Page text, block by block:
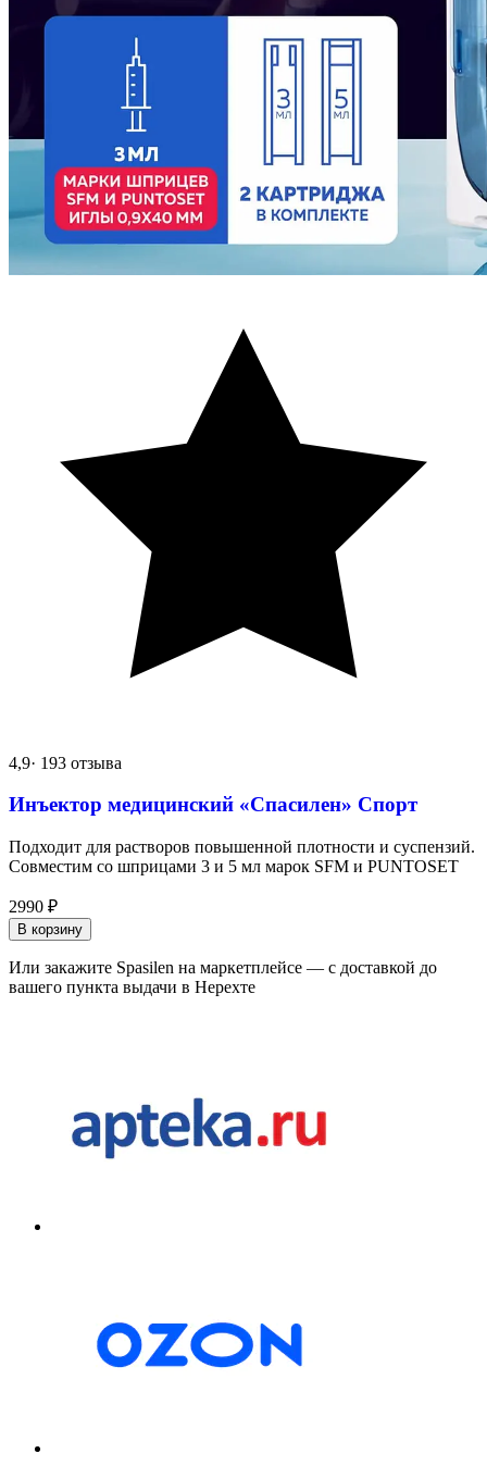
4,9· 193 отзыва
Инъектор медицинский «Спасилен» Спорт
Подходит для растворов повышенной плотности и суспензий.
Совместим со шприцами 3 и 5 мл марок SFM и PUNTOSET
2990 ₽
В корзину
Или закажите Spasilen на маркетплейсе — с доставкой до
вашего пункта выдачи в Нерехте